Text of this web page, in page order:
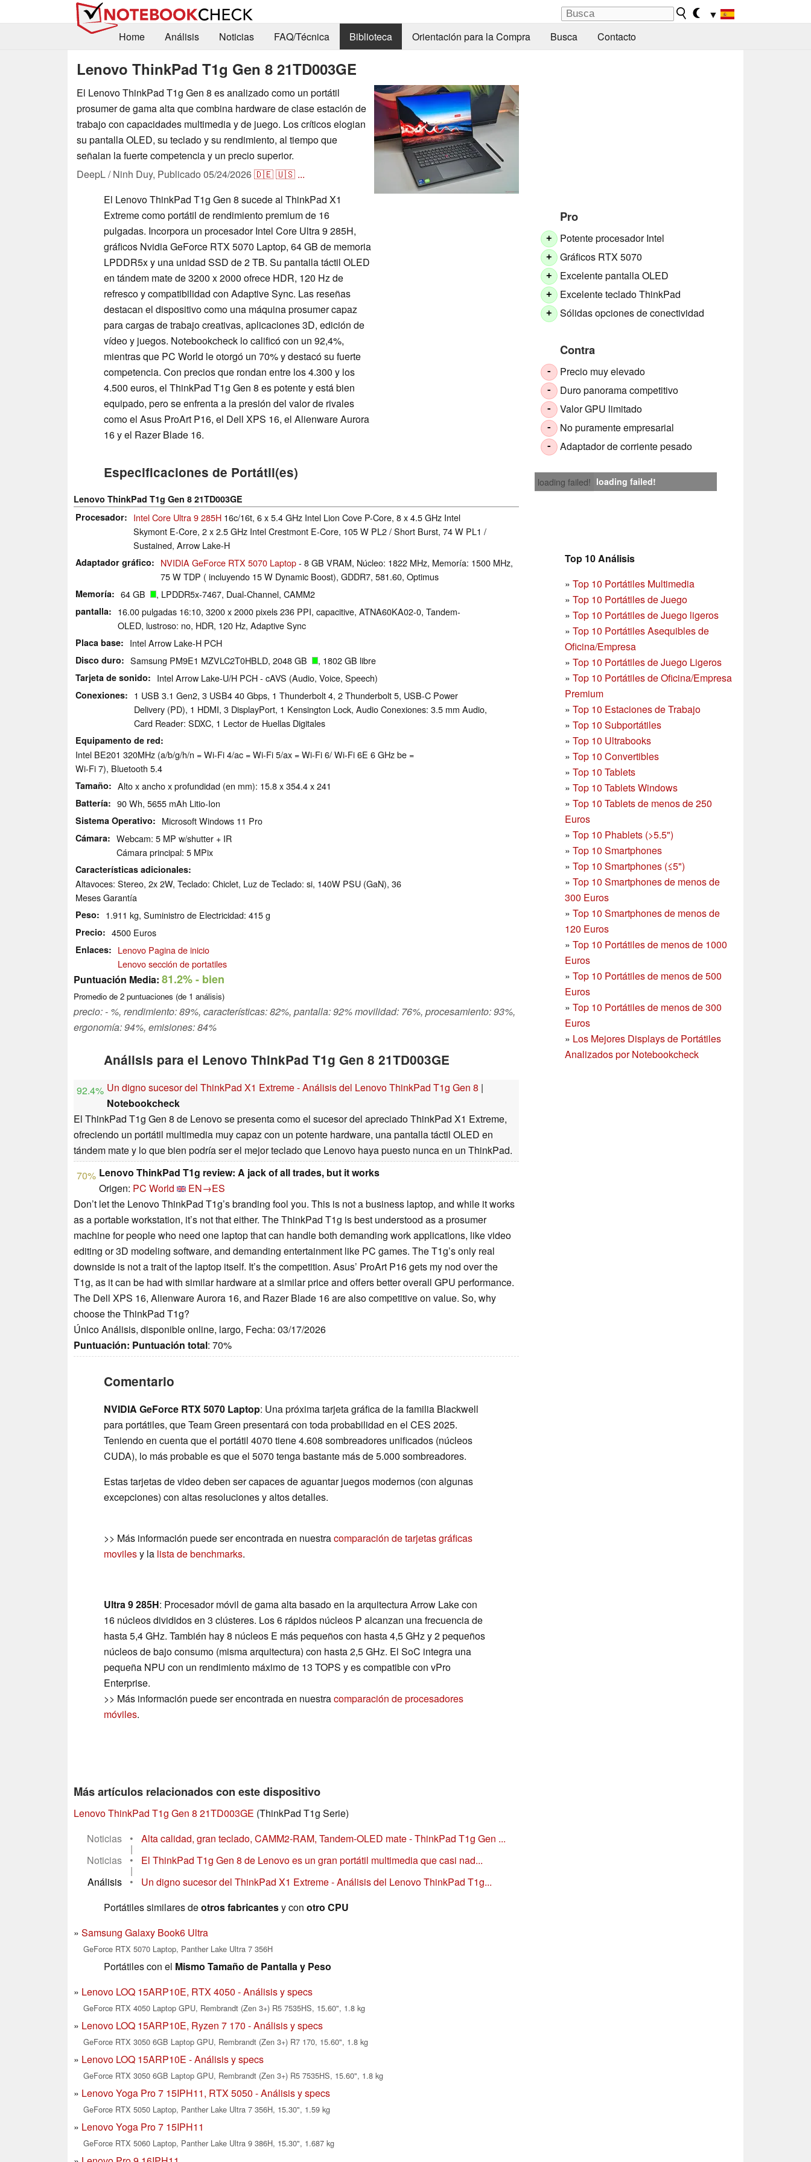
▼
Home
Análisis Noticias FAQ/Técnica Biblioteca Orientación para la Compra Busca Contacto
Lenovo ThinkPad T1g Gen 8 21TD003GE
El Lenovo ThinkPad T1g Gen 8 es analizado como un portátil
prosumer de gama alta que combina hardware de clase estación de
trabajo con capacidades multimedia y de juego. Los críticos elogian
su pantalla OLED, su teclado y su rendimiento, al tiempo que
señalan la fuerte competencia y un precio superior.
DeepL / Ninh Duy, Publicado 05/24/2026🇩🇪🇺🇸 ...
Pro
+ Potente procesador Intel
+ Gráficos RTX 5070
+ Excelente pantalla OLED
+ Excelente teclado ThinkPad
+ Sólidas opciones de conectividad
Contra
- Precio muy elevado
- Duro panorama competitivo
- Valor GPU limitado
- No puramente empresarial
- Adaptador de corriente pesado
loading failed! loading failed!
El Lenovo ThinkPad T1g Gen 8 sucede al ThinkPad X1
Extreme como portátil de rendimiento premium de 16
pulgadas. Incorpora un procesador Intel Core Ultra 9 285H,
gráficos Nvidia GeForce RTX 5070 Laptop, 64 GB de memoria
LPDDR5x y una unidad SSD de 2 TB. Su pantalla táctil OLED
en tándem mate de 3200 x 2000 ofrece HDR, 120 Hz de
refresco y compatibilidad con Adaptive Sync. Las reseñas
destacan el dispositivo como una máquina prosumer capaz
para cargas de trabajo creativas, aplicaciones 3D, edición de
vídeo y juegos. Notebookcheck lo calificó con un 92,4%,
mientras que PC World le otorgó un 70% y destacó su fuerte
competencia. Con precios que rondan entre los 4.300 y los
4.500 euros, el ThinkPad T1g Gen 8 es potente y está bien
equipado, pero se enfrenta a la presión del valor de rivales
como el Asus ProArt P16, el Dell XPS 16, el Alienware Aurora
16 y el Razer Blade 16.
Top 10 Análisis
» Top 10 Portátiles Multimedia
» Top 10 Portátiles de Juego
» Top 10 Portátiles de Juego ligeros
» Top 10 Portátiles Asequibles de
Oficina/Empresa
» Top 10 Portátiles de Juego Ligeros
» Top 10 Portátiles de Oficina/Empresa
Premium
» Top 10 Estaciones de Trabajo
» Top 10 Subportátiles
» Top 10 Ultrabooks
» Top 10 Convertibles
» Top 10 Tablets
» Top 10 Tablets Windows
» Top 10 Tablets de menos de 250
Euros
» Top 10 Phablets (>5.5")
» Top 10 Smartphones
» Top 10 Smartphones (≤5")
» Top 10 Smartphones de menos de
300 Euros
» Top 10 Smartphonesde menos de
120 Euros
» Top 10 Portátiles de menos de 1000
Euros
» Top 10 Portátiles de menos de 500
Euros
» Top 10 Portátiles de menos de 300
Euros
» Los Mejores Displays de Portátiles
Analizados por Notebookcheck
Especificaciones de Portátil(es)
Lenovo ThinkPad T1g Gen 8 21TD003GE
Procesador
Intel Core Ultra 9 285H 16c/16t, 6 x 5.4 GHz Intel Lion Cove P-Core, 8 x 4.5 GHz Intel
Skymont E-Core, 2 x 2.5 GHz Intel Crestmont E-Core, 105 W PL2 / Short Burst, 74 W PL1 /
Sustained, Arrow Lake-H
Adaptador gráfico NVIDIA GeForce RTX 5070 Laptop- 8 GB VRAM, Núcleo: 1822 MHz, Memoría: 1500 MHz,
75 W TDP ( incluyendo 15 W Dynamic Boost), GDDR7, 581.60, Optimus
Memoría 64 GB , LPDDR5x-7467, Dual-Channel, CAMM2
pantalla
16.00 pulgadas 16:10, 3200 x 2000 pixels 236 PPI, capacitive, ATNA60KA02-0, Tandem-
OLED, lustroso: no, HDR, 120 Hz, Adaptive Sync
Placa base Intel Arrow Lake-H PCH
Disco duro Samsung PM9E1 MZVLC2T0HBLD, 2048 GB , 1802 GB libre
Tarjeta de sonido Intel Arrow Lake-U/H PCH - cAVS (Audio, Voice, Speech)
Conexiones
1 USB 3.1 Gen2, 3 USB4 40 Gbps, 1 Thunderbolt 4, 2 Thunderbolt 5, USB-C Power
Delivery (PD), 1 HDMI, 3 DisplayPort, 1 Kensington Lock, Audio Conexiones: 3.5 mm Audio,
Card Reader: SDXC, 1 Lector de Huellas Digitales
Equipamento de red
Intel BE201 320MHz (a/b/g/h/n = Wi-Fi 4/ac = Wi-Fi 5/ax = Wi-Fi 6/ Wi-Fi 6E 6 GHz be =
Wi-Fi 7), Bluetooth 5.4
Tamaño Alto x ancho x profundidad (en mm): 15.8 x 354.4 x 241
Battería 90 Wh, 5655 mAh Litio-Ion
Sistema Operativo Microsoft Windows 11 Pro
Cámara
Webcam: 5 MP w/shutter + IR
Cámara principal: 5 MPix
Características adicionales
Altavoces: Stereo, 2x 2W, Teclado: Chiclet, Luz de Teclado: si, 140W PSU (GaN), 36
Meses Garantía
Peso 1.911 kg, Suministro de Electricidad: 415 g
Precio 4500 Euros
Enlaces
Lenovo Pagina de inicio
Lenovo sección de portatiles
Puntuación Media: 81.2%- bien
Promedio de 2 puntuaciones (de 1 análisis)
precio: - %, rendimiento: 89%, características: 82%, pantalla: 92% movilidad: 76%, procesamiento: 93%,
ergonomía: 94%, emisiones: 84%
Análisis para el Lenovo ThinkPad T1g Gen 8 21TD003GE
92.4% Un digno sucesor del ThinkPad X1 Extreme - Análisis del Lenovo ThinkPad T1g Gen 8 |
Notebookcheck
El ThinkPad T1g Gen 8 de Lenovo se presenta como el sucesor del apreciado ThinkPad X1 Extreme,
ofreciendo un portátil multimedia muy capaz con un potente hardware, una pantalla táctil OLED en
tándem mate y lo que bien podría ser el mejor teclado que Lenovo haya puesto nunca en un ThinkPad.
70% Lenovo ThinkPad T1g review: A jack of all trades, but it works
Origen: PC World
EN→ES
Don’t let the Lenovo ThinkPad T1g’s branding fool you. This is not a business laptop, and while it works
as a portable workstation, it’s not that either. The ThinkPad T1g is best understood as a prosumer
machine for people who need one laptop that can handle both demanding work applications, like video
editing or 3D modeling software, and demanding entertainment like PC games. The T1g’s only real
downside is not a trait of the laptop itself. It’s the competition. Asus’ ProArt P16 gets my nod over the
T1g, as it can be had with similar hardware at a similar price and offers better overall GPU performance.
The Dell XPS 16, Alienware Aurora 16, and Razer Blade 16 are also competitive on value. So, why
choose the ThinkPad T1g?
Único Análisis, disponible online, largo, Fecha: 03/17/2026
Puntuación: Puntuación total: 70%
Comentario
NVIDIA GeForce RTX 5070 Laptop: Una próxima tarjeta gráfica de la familia Blackwell
para portátiles, que Team Green presentará con toda probabilidad en el CES 2025.
Teniendo en cuenta que el portátil 4070 tiene 4.608 sombreadores unificados (núcleos
CUDA), lo más probable es que el 5070 tenga bastante más de 5.000 sombreadores.
Estas tarjetas de video deben ser capaces de aguantar juegos modernos (con algunas
excepciones) con altas resoluciones y altos detalles.
>> Más información puede ser encontrada en nuestracomparación de tarjetas gráficas
movilesy la lista de benchmarks.
Ultra 9 285H: Procesador móvil de gama alta basado en la arquitectura Arrow Lake con
16 núcleos divididos en 3 clústeres. Los 6 rápidos núcleos P alcanzan una frecuencia de
hasta 5,4 GHz. También hay 8 núcleos E más pequeños con hasta 4,5 GHz y 2 pequeños
núcleos de bajo consumo (misma arquitectura) con hasta 2,5 GHz. El SoC integra una
pequeña NPU con un rendimiento máximo de 13 TOPS y es compatible con vPro
Enterprise.
>> Más información puede ser encontrada en nuestracomparación de procesadores
móviles.
Más artículos relacionados con este dispositivo
Lenovo ThinkPad T1g Gen 8 21TD003GE (ThinkPad T1g Serie)
Noticias
• Alta calidad, gran teclado, CAMM2-RAM, Tandem-OLED mate - ThinkPad T1g Gen ...
|
Noticias
• El ThinkPad T1g Gen 8 de Lenovo es un gran portátil multimedia que casi nad...
|
Análisis
•
Un digno sucesor del ThinkPad X1 Extreme - Análisis del Lenovo ThinkPad T1g...
Portátiles similares deotros fabricantesy con otro CPU
Samsung Galaxy Book6 Ultra
GeForce RTX 5070 Laptop, Panther Lake Ultra 7 356H
Portátiles con el Mismo Tamaño de Pantalla y Peso
Lenovo LOQ 15ARP10E, RTX 4050 - Análisis y specs
GeForce RTX 4050 Laptop GPU, Rembrandt (Zen 3+) R5 7535HS, 15.60", 1.8 kg
Lenovo LOQ 15ARP10E, Ryzen 7 170 - Análisis y specs
GeForce RTX 3050 6GB Laptop GPU, Rembrandt (Zen 3+) R7 170, 15.60", 1.8 kg
Lenovo LOQ 15ARP10E - Análisis y specs
GeForce RTX 3050 6GB Laptop GPU, Rembrandt (Zen 3+) R5 7535HS, 15.60", 1.8 kg
Lenovo Yoga Pro 7 15IPH11, RTX 5050 - Análisis y specs
GeForce RTX 5050 Laptop, Panther Lake Ultra 7 356H, 15.30", 1.59 kg
Lenovo Yoga Pro 7 15IPH11
GeForce RTX 5060 Laptop, Panther Lake Ultra 9 386H, 15.30", 1.687 kg